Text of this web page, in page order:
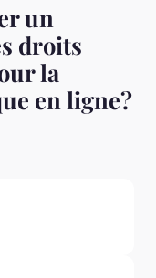
un
droits
la
en ligne?